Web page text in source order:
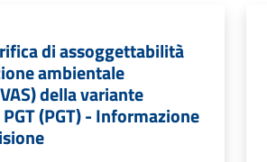
di assoggettabilità
ambientale
della variante
(PGT) - Informazione